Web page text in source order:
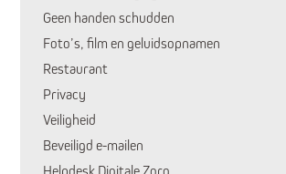
Huidige pagina:
Geen handen schudden
Foto’s, film en geluidsopnamen
Restaurant
Privacy
Veiligheid
Beveiligd e-mailen